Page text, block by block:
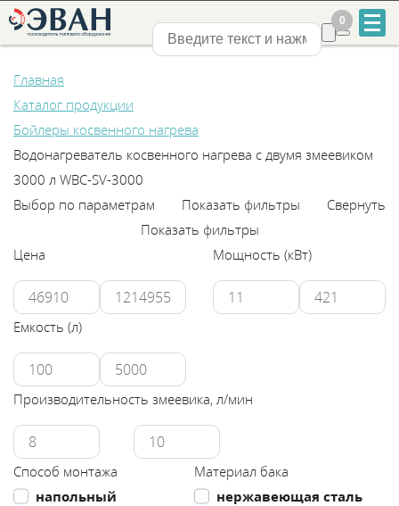
+7
2-
888-
555
Каталог
Сервис
Нижний Новгород
0
0
Главная
Каталог продукции
Бойлеры косвенного нагрева
Водонагреватель косвенного нагрева с двумя змеевиком
3000 л WBС-SV-3000
Выбор по параметрам
Показать фильтры
Свернуть
Показать фильтры
Цена
Мощность (кВт)
Емкость (л)
Производительность змеевика, л/мин
Способ монтажа
напольный
Материал бака
нержавеющая сталь